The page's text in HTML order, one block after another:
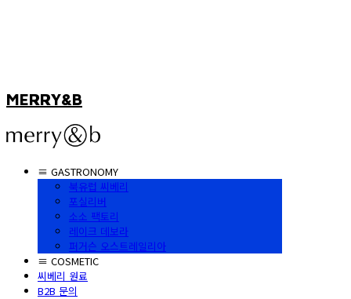
MERRY&B
≡ GASTRONOMY
북유럽 씨베리
포실리버
소소 팩토리
레이크 데보라
퍼거슨 오스트레일리아
≡ COSMETIC
씨베리 원료
B2B 문의